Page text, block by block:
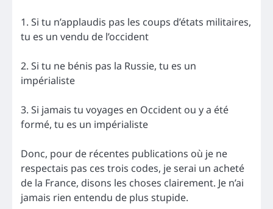
1. Si tu n’applaudis pas les coups d’états militaires,
tu es un vendu de l’occident
2. Si tu ne bénis pas la Russie, tu es un
impérialiste
3. Si jamais tu voyages en Occident ou y a été
formé, tu es un impérialiste
Donc, pour de récentes publications où je ne
respectais pas ces trois codes, je serai un acheté
de la France, disons les choses clairement. Je n’ai
jamais rien entendu de plus stupide.